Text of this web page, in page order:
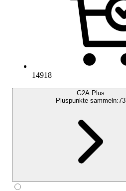
14918
G2A Plus
Pluspunkte sammeln:73